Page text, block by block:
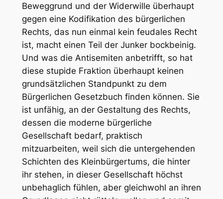
Beweggrund und der Widerwille überhaupt
gegen eine Kodifikation des bürgerlichen
Rechts, das nun einmal kein feudales Recht
ist, macht einen Teil der Junker bockbeinig.
Und was die Antisemiten anbetrifft, so hat
diese stupide Fraktion überhaupt keinen
grundsätzlichen Standpunkt zu dem
Bürgerlichen Gesetzbuch finden können. Sie
ist unfähig, an der Gestaltung des Rechts,
dessen die moderne bürgerliche
Gesellschaft bedarf, praktisch
mitzuarbeiten, weil sich die untergehenden
Schichten des Kleinbürgertums, die hinter
ihr stehen, in dieser Gesellschaft höchst
unbehaglich fühlen, aber gleichwohl an ihren